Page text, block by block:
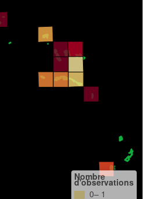
Nombre
d'observations
0– 1